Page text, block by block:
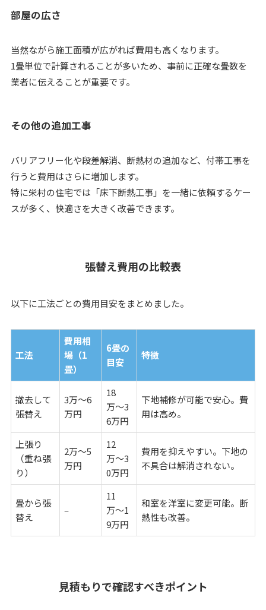
部屋の広さ
当然ながら施工面積が広がれば費用も高くなります。
1畳単位で計算されることが多いため、事前に正確な畳数を
業者に伝えることが重要です。
その他の追加工事
バリアフリー化や段差解消、断熱材の追加など、付帯工事を
行うと費用はさらに増加します。
特に栄村の住宅では「床下断熱工事」を一緒に依頼するケー
スが多く、快適さを大きく改善できます。
張替え費用の比較表
以下に工法ごとの費用目安をまとめました。
工法
費用相
場（1
畳）
6畳の
目安
特徴
撤去して
張替え
3万〜6
万円
18
万〜3
6万円
下地補修が可能で安心。費
用は高め。
上張り
（重ね張
り）
2万〜5
万円
12
万〜3
0万円
費用を抑えやすい。下地の
不具合は解消されない。
畳から張
替え
–
11
万〜1
9万円
和室を洋室に変更可能。断
熱性も改善。
見積もりで確認すべきポイント